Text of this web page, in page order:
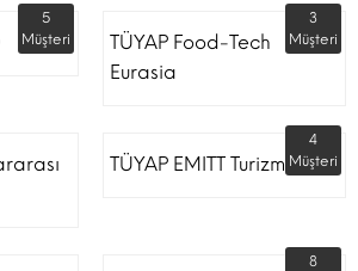
5
Müşteri
TÜYAP Food-Tech
Eurasia
3
Müşteri
TÜYAP EMITT Turizm Fuarı
4
Müşteri
8